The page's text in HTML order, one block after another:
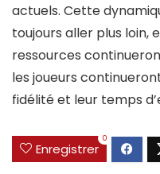
actuels. Cette
toujours aller plus loin,
ressources
les joueurs
fidélité et leur temps
Enregistrer
0